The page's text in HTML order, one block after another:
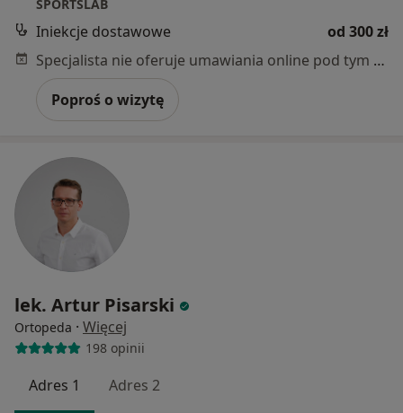
SPORTSLAB
Iniekcje dostawowe
od 300 zł
Specjalista nie oferuje umawiania online pod tym adresem.
Poproś o wizytę
lek. Artur Pisarski
Ortopeda · Więcej
198 opinii
Adres 1 Adres 2